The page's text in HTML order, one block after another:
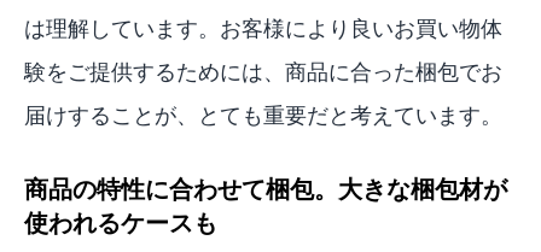
は理解しています。お客様により良いお買い物体
験をご提供するためには、商品に合った梱包でお
届けすることが、とても重要だと考えています。
商品の特性に合わせて梱包。大きな梱包材が
使われるケースも